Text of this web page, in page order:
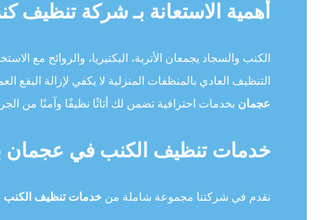
أهمية الاستعانة بـ شركة
الكنب والسجاد يجمعان الأتربة، البكتيريا، والروائح مع
التنظيف العادي بالمنظفات المنزلية لا يكفي لإزالة البقع
عجمان بخدمات احترافية تضمن لك أثاثًا نظيفًا وآمنًا من
خدمات تنظيف الكنب في عجمان
نقدم في شركتنا مجموعة شاملة من خدمات تنظيف